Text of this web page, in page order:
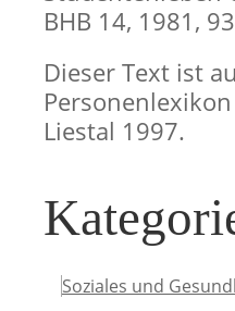
BHB 14, 1981,
Dieser Text ist
Liestal 1997.
Soziales und